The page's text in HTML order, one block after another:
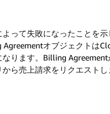
って失敗になったことを
オブジェクトは
ります。Billing
ら売上請求をリクエストし